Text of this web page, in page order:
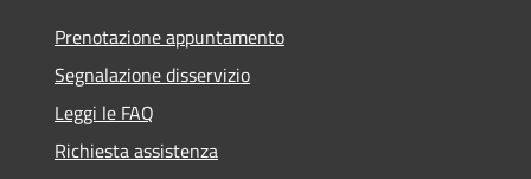
Prenotazione appuntamento
Segnalazione disservizio
Leggi le FAQ
Richiesta assistenza